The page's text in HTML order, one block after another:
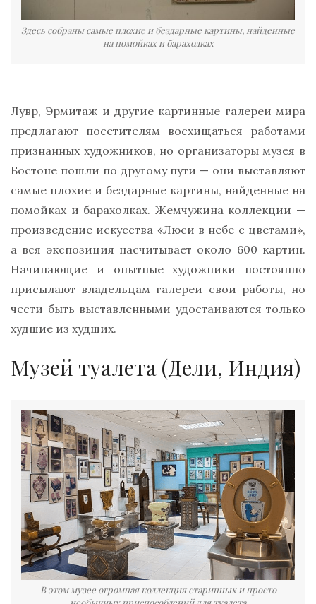
Здесь собраны самые плохие и бездарные картины, найденные
на помойках и барахолках
Лувр, Эрмитаж и другие картинные галереи мира
предлагают посетителям восхищаться работами
признанных художников, но организаторы музея в
Бостоне пошли по другому пути — они выставляют
самые плохие и бездарные картины, найденные на
помойках и барахолках. Жемчужина коллекции —
произведение искусства «Люси в небе с цветами»,
а вся экспозиция насчитывает около 600 картин.
Начинающие и опытные художники постоянно
присылают владельцам галереи свои работы, но
чести быть выставленными удостаиваются только
худшие из худших.
Музей туалета (Дели, Индия)
В этом музее огромная коллекция старинных и просто